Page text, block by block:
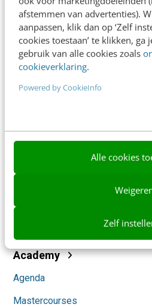
afstemmen van advertenties).
aanpassen, klik dan op ‘Zelf
cookies toestaan’ te klikken, ga
gebruik van alle cookies zoals
cookieverklaring.
Powered by CookieInfo
Alle cookies
Zelf
Werken bij
Whitepapers
Blog
AI & Tech
Klantcontact & CX
Social
Themanieuwsbrieven
Academy
Agenda
Mastercourses